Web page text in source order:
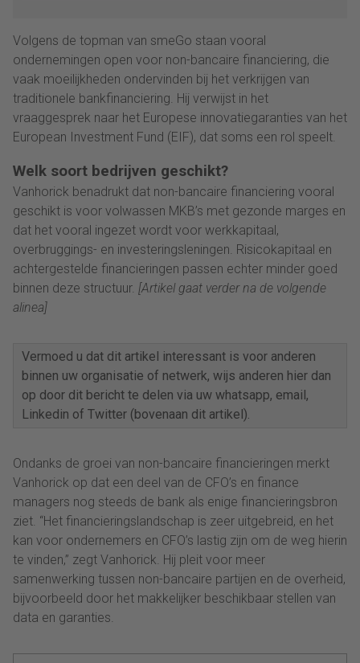
Volgens de topman van smeGo staan vooral
ondernemingen open voor non-bancaire financiering, die
vaak moeilijkheden ondervinden bij het verkrijgen van
traditionele bankfinanciering. Hij verwijst in het
vraaggesprek naar het Europese innovatiegaranties van het
European Investment Fund (EIF), dat soms een rol speelt.
Welk soort bedrijven geschikt?
Vanhorick benadrukt dat non-bancaire financiering vooral
geschikt is voor volwassen MKB’s met gezonde marges en
dat het vooral ingezet wordt voor werkkapitaal,
overbruggings- en investeringsleningen. Risicokapitaal en
achtergestelde financieringen passen echter minder goed
binnen deze structuur. [Artikel gaat verder na de volgende
alinea]
Vermoed u dat dit artikel interessant is voor anderen
binnen uw organisatie of netwerk, wijs anderen hier dan
op door dit bericht te delen via uw whatsapp, email,
Linkedin of Twitter (bovenaan dit artikel).
Ondanks de groei van non-bancaire financieringen merkt
Vanhorick op dat een deel van de CFO’s en finance
managers nog steeds de bank als enige financieringsbron
ziet. “Het financieringslandschap is zeer uitgebreid, en het
kan voor ondernemers en CFO’s lastig zijn om de weg hierin
te vinden,” zegt Vanhorick. Hij pleit voor meer
samenwerking tussen non-bancaire partijen en de overheid,
bijvoorbeeld door het makkelijker beschikbaar stellen van
data en garanties.